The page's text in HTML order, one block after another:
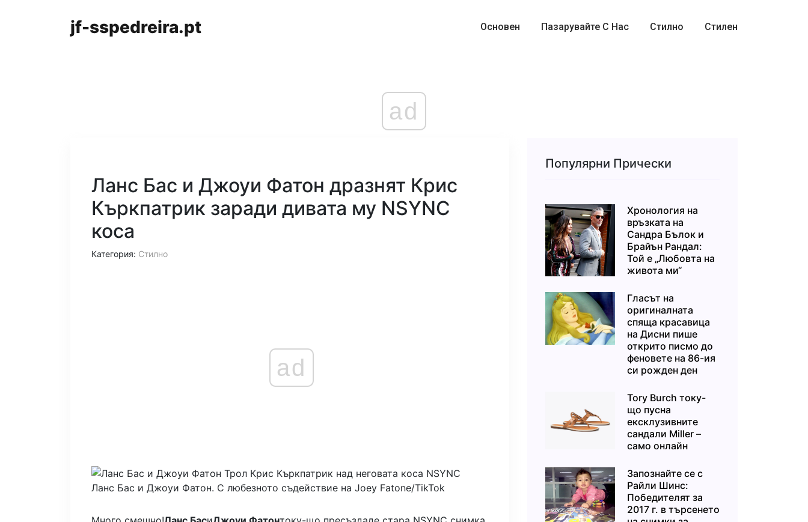
jf-sspedreira.pt Основен Пазарувайте С Нас Стилно Стилен
ad
Ланс Бас и Джоуи Фатон дразнят Крис
Къркпатрик заради дивата му NSYNC
коса
Категория: Стилно
ad
Ланс Бас и Джоуи Фатон. С любезното съдействие на Joey Fatone/TikTok
Популярни Прически
Хронология на
връзката на
Сандра Бълок и
Брайън Рандал:
Той е „Любовта на
живота ми“
Гласът на
оригиналната
спяща красавица
на Дисни пише
открито писмо до
феновете на 86-ия
си рожден ден
Tory Burch току-
що пусна
ексклузивните
сандали Miller –
само онлайн
Запознайте се с
Райли Шинс:
Победителят за
2017 г. в търсенето